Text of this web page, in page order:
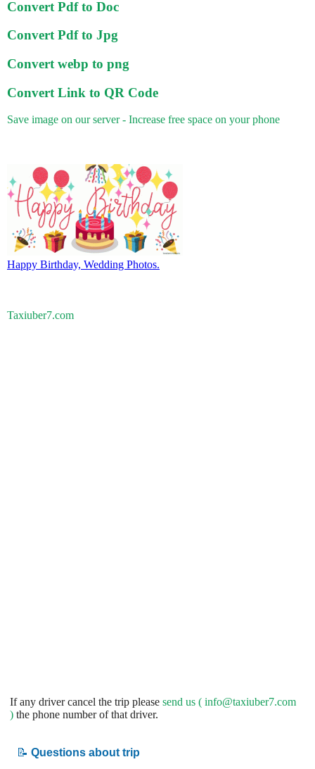
Convert Pdf to Doc
Convert Pdf to Jpg
Convert webp to png
Convert Link to QR Code
Save image on our server - Increase free space on your phone
Happy Birthday, Wedding Photos.
Taxiuber7.com
If any driver cancel the trip please send us ( info@taxiuber7.com
) the phone number of that driver.
📝 Questions about trip